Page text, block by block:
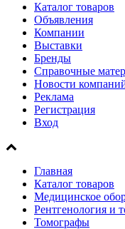
Каталог товаров
Объявления
Компании
Выставки
Бренды
Справочные
Новости
Реклама
Регистрация
Вход
Главная
Каталог товаров
Медицинское
Рентгенология и
Томографы